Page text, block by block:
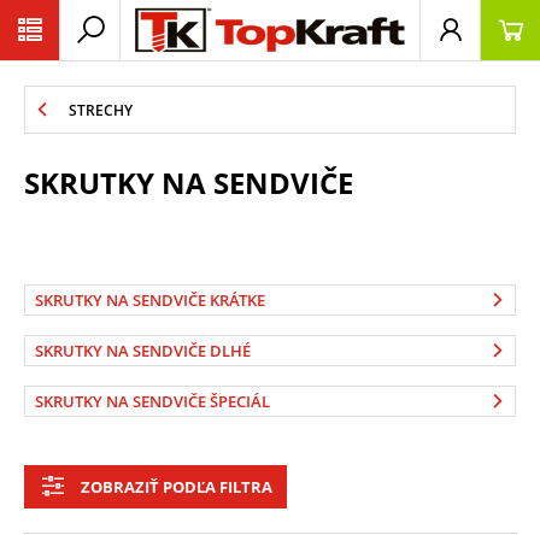
STRECHY
SKRUTKY NA SENDVIČE
SKRUTKY NA SENDVIČE KRÁTKE
SKRUTKY NA SENDVIČE DLHÉ
SKRUTKY NA SENDVIČE ŠPECIÁL
ZOBRAZIŤ PODĽA FILTRA